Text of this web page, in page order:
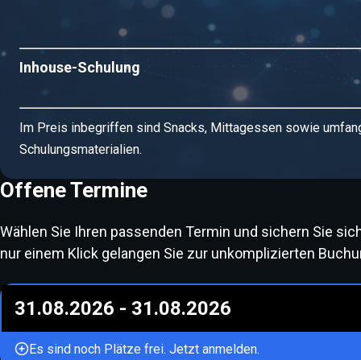
Inhouse-Schulung
Im Preis inbegriffen sind Snacks, Mittagessen sowie
Schulungsmaterialien.
Offene Termine
Wählen Sie Ihren passenden Termin und sichern Sie
nur einem Klick gelangen Sie zur unkomplizierten
31.08.2026 - 31.08.2026
Es sind noch Plätze frei. Jetzt anmelden.